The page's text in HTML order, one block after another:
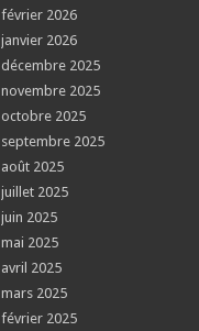
février 2026
janvier 2026
décembre 2025
novembre 2025
octobre 2025
septembre 2025
août 2025
juillet 2025
juin 2025
mai 2025
avril 2025
mars 2025
février 2025